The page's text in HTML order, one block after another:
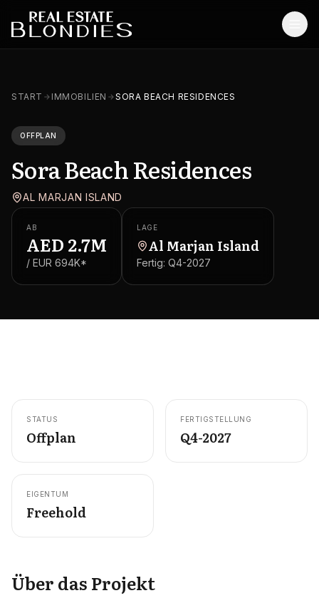
Off-Plan Projekte
Off-Plan Resale
Bestandsimmobilien
Dienstleistungen
SONSTIGES
DE KONTAKT
START IMMOBILIEN SORA BEACH RESIDENCES
OFFPLAN
Sora Beach Residences
AL MARJAN ISLAND
AB
AED 2.7M
/ EUR 694K*
LAGE
Al Marjan Island
Fertig: Q4-2027
STATUS
Offplan
FERTIGSTELLUNG
Q4-2027
EIGENTUM
Freehold
Über das Projekt